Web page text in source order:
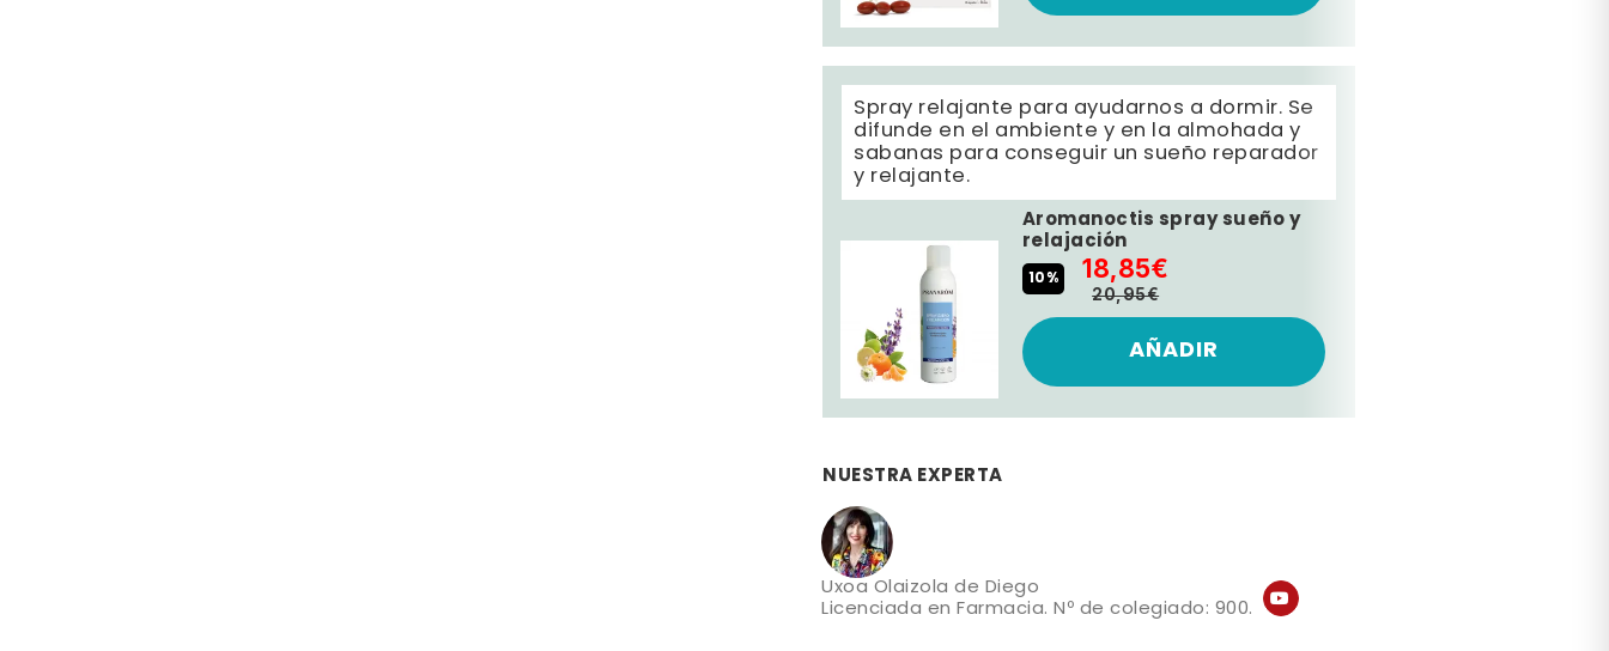
Spray relajante para ayudarnos a dormir. Se
difunde en el ambiente y en la almohada y
sabanas para conseguir un sueño reparador
y relajante.
Aromanoctis spray sueño y
relajación
10% 18,85€
20,95€
AÑADIR
NUESTRA EXPERTA
Uxoa Olaizola de Diego
Licenciada en Farmacia. Nº de colegiado: 900.